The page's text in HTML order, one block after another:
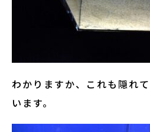
わかりますか、これも隠れ
います。